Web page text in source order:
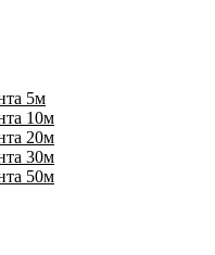
5м
10м
20м
30м
50м